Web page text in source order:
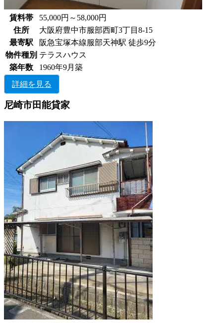
賃料帯
55,000円～58,000円
住所
大阪府豊中市服部西町3丁目8-15
最寄駅
阪急宝塚本線服部天神駅 徒歩9分
物件種別 テラスハウス
築年数
1960年9月築
詳細を見る
尼崎市田能貸家